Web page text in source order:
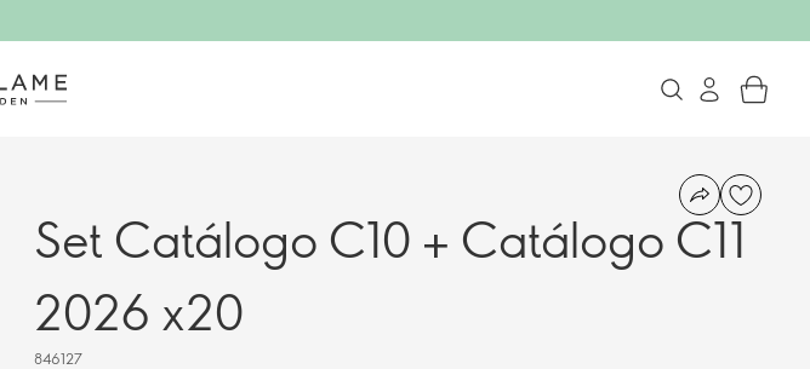
Set Catálogo C10 + Catálogo C11
2026 x20
846127